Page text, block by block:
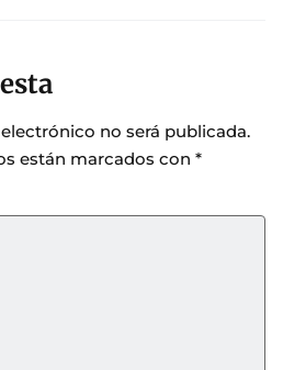
no será publicada.
están marcados con *